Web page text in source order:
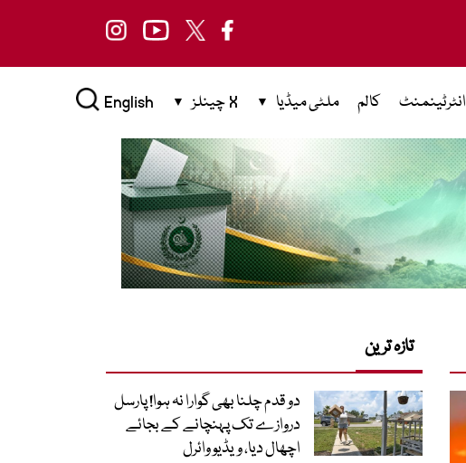
انٹرٹینمنٹ کالم ملٹی میڈیا X چینلز English
تازہ ترین
دو قدم چلنا بھی گوارا نہ ہوا! پارسل
دروازے تک پہنچانے کے بجائے
اچھال دیا، ویڈیو وائرل